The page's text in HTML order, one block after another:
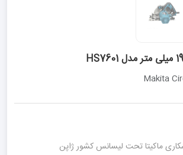
Makita
ماکیتا تحت لیسانس کشور ژاپن